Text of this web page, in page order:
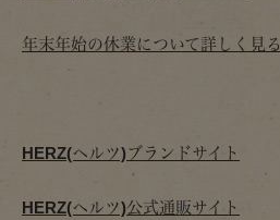
年末年始の休業について詳しく見る
HERZ(ヘルツ)ブランドサイト
HERZ(ヘルツ)公式通販サイト